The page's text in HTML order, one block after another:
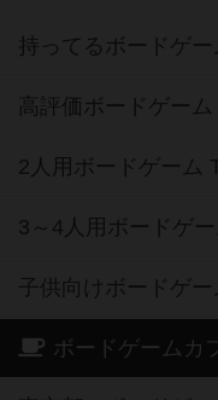
持ってるボードゲ
高評価ボードゲー
2人用ボードゲーム
3～4人用ボードゲ
子供向けボードゲ
ボードゲームカ